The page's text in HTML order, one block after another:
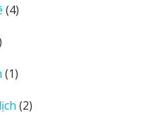
phẩm
44
11
phẩm
22